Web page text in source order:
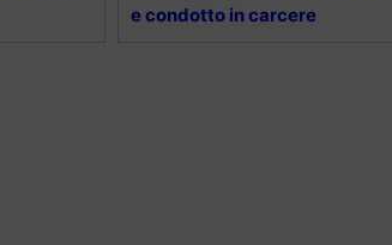
e condotto in carcere